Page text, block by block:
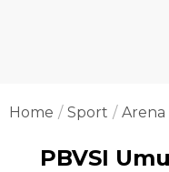
Home Sport Arena
PBVSI